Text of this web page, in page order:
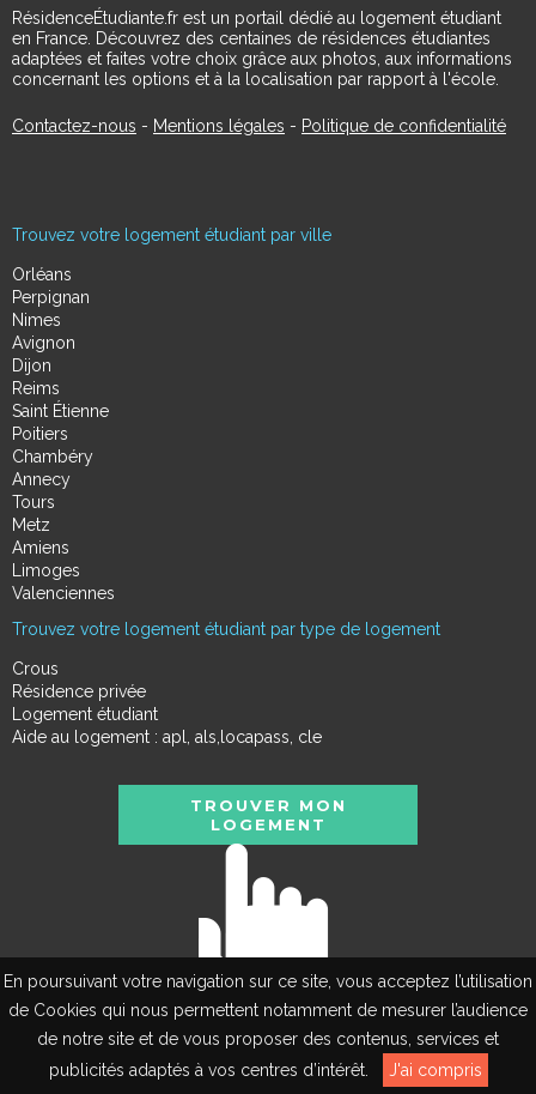
En poursuivant votre navigation sur ce site, vous acceptez l’utilisation
de Cookies qui nous permettent notamment de mesurer l’audience
de notre site et de vous proposer des contenus, services et
publicités adaptés à vos centres d’intérêt.
J'ai compris
RésidenceÉtudiante.fr est un portail dédié au logement étudiant
en France. Découvrez des centaines de résidences étudiantes
adaptées et faites votre choix grâce aux photos, aux informations
concernant les options et à la localisation par rapport à l'école.
Contactez-nous - Mentions légales - Politique de confidentialité
Trouvez votre logement étudiant par ville
Orléans
Perpignan
Nimes
Avignon
Dijon
Reims
Saint Étienne
Poitiers
Chambéry
Annecy
Tours
Metz
Amiens
Limoges
Valenciennes
Trouvez votre logement étudiant par type de logement
Crous
Résidence privée
Logement étudiant
Aide au logement : apl, als,locapass, cle
TROUVER MON
LOGEMENT